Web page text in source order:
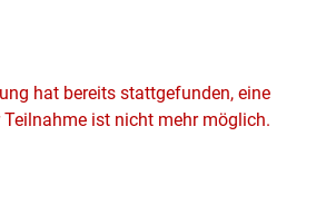
hat bereits stattgefunden, eine
ist nicht mehr möglich.